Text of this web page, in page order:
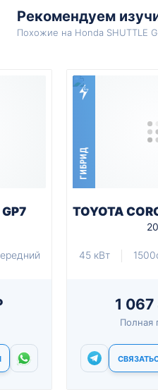
Рекомендуем
Похожие на Honda SHUTTLE
ГИБРИД
TOYOTA
45 кВт
1
Полная